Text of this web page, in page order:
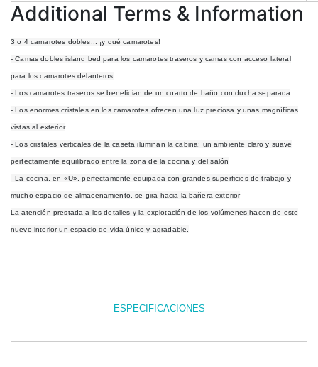
Additional Terms & Information
3 o 4 camarotes dobles... ¡y qué camarotes!
- Camas dobles island bed para los camarotes traseros y camas con acceso lateral
para los camarotes delanteros
- Los camarotes traseros se benefician de un cuarto de baño con ducha separada
- Los enormes cristales en los camarotes ofrecen una luz preciosa y unas magníficas
vistas al exterior
- Los cristales verticales de la caseta iluminan la cabina: un ambiente claro y suave
perfectamente equilibrado entre la zona de la cocina y del salón
- La cocina, en «U», perfectamente equipada con grandes superficies de trabajo y
mucho espacio de almacenamiento, se gira hacia la bañera exterior
La atención prestada a los detalles y la explotación de los volúmenes hacen de este
nuevo interior un espacio de vida único y agradable.
ESPECIFICACIONES